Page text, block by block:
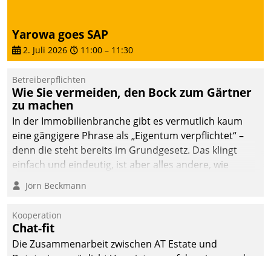
entschieden - als erstes
Unternehmen am
Yarowa goes SAP
2. Juli 2026 11:00 – 11:30
Betreiberpflichten
Wie Sie vermeiden, den Bock zum Gärtner
zu machen
In der Immobilienbranche gibt es vermutlich kaum
eine gängigere Phrase als „Eigentum verpflichtet“ –
denn die steht bereits im Grundgesetz. Das klingt
einfach und eindeutig, ist aber alles andere, wie
Branchenbeschäftigte wissen. Denn mit der
Verantwortung folgen Verpflichtungen.
Jörn Beckmann
Kooperation
Chat-fit
Die Zusammenarbeit zwischen AT Estate und